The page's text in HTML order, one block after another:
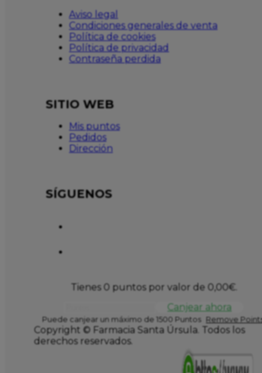
Aviso legal
Condiciones generales de venta
Política de cookies
Política de privacidad
Contraseña perdida
SITIO WEB
Mis puntos
Pedidos
Dirección
SÍGUENOS
Tienes 0 puntos por valor de 0,00€.
Canjear ahora
Puede canjear un máximo de 1500 Puntos Remove
Copyright © Farmacia Santa Úrsula. Todos los
derechos reservados.